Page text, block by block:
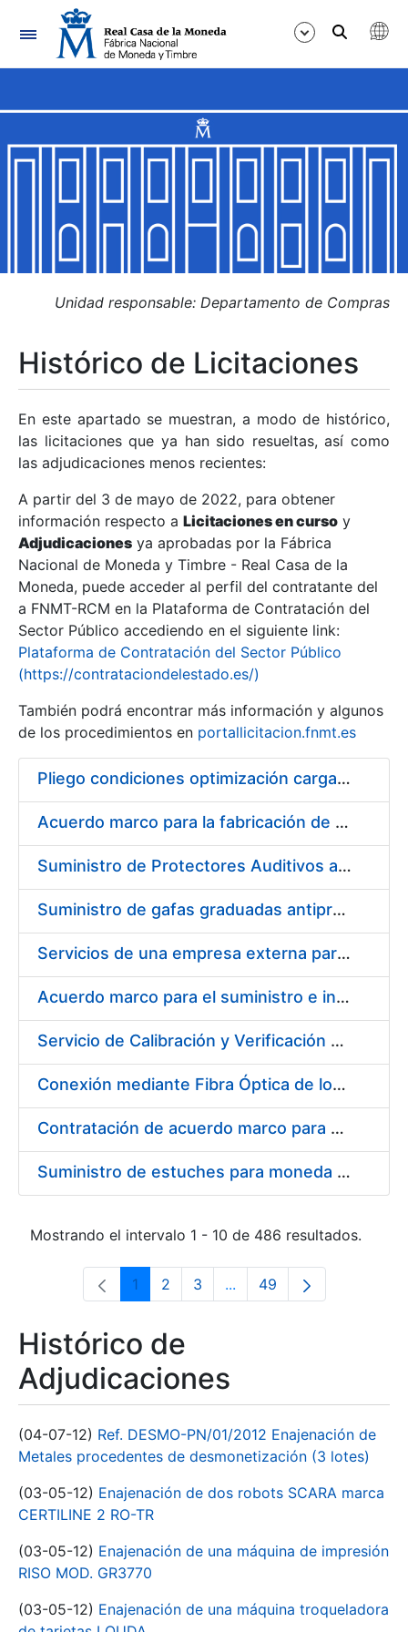
Navegación
Mostrar/Ocultar
Mostrar/Ocultar
Mostrar/Ocultar
Mostrar/Ocultar
Mostrar/Ocultar
Mostrar/Ocultar
Unidad responsable: Departamento de Compras
Histórico de Licitaciones
En este apartado se muestran, a modo de histórico,
las licitaciones que ya han sido resueltas, así como
las adjudicaciones menos recientes:
A partir del 3 de mayo de 2022, para obtener
información respecto a Licitaciones en curso y
Adjudicaciones ya aprobadas por la Fábrica
Nacional de Moneda y Timbre - Real Casa de la
Moneda, puede acceder al perfil del contratante del
a FNMT-RCM en la Plataforma de Contratación del
Sector Público accediendo en el siguiente link:
Plataforma de Contratación del Sector Público
(https://contrataciondelestado.es/)
También podrá encontrar más información y algunos
de los procedimientos en portallicitacion.fnmt.es
Pliego condiciones optimización cargas compras firmado
Acuerdo marco para la fabricación de piezas
Suministro de Protectores Auditivos a medida para las personas trabajadoras de los Centros de Trabajo de Madrid y Burgos
Suministro de gafas graduadas antiproyecciones para los trabajadores de la FNMT-RCM en los centros de trabajo de Madrid y Burgos
Servicios de una empresa externa para el asesoramiento y resolución de los recursos de alzada que se presentan relacionados con procesos de selección para la FNMT-RCM
Acuerdo marco para el suministro e instalación de persianas, estores y otros complementos
Servicio de Calibración y Verificación Externa de los Equipos de Medición del Servicio de Prevención de la FNMT-RCM
Conexión mediante Fibra Óptica de los Centros de Proceso de Datos (CPDs) de las sedes de la FNMT-RCM de Burgos y Madrid
Contratación de acuerdo marco para el Suministro de Material de Electricidad para la Fábrica Nacional de Moneda y Timbre-Real Casa de la Moneda en su centro de trabajo de Burgos
Suministro de estuches para moneda de 30 €
Mostrando el intervalo 1 - 10 de 486 resultados.
Página
1 Página
2 Página
3 ...Páginas intermedias Use
Página
49
Histórico de
Adjudicaciones
(04-07-12) Ref. DESMO-PN/01/2012 Enajenación de
Metales procedentes de desmonetización (3 lotes)
(03-05-12) Enajenación de dos robots SCARA marca
CERTILINE 2 RO-TR
(03-05-12) Enajenación de una máquina de impresión
RISO MOD. GR3770
(03-05-12) Enajenación de una máquina troqueladora